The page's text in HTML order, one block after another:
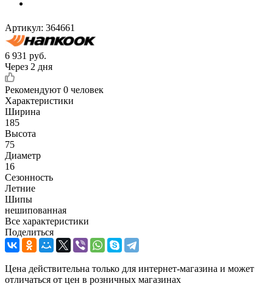
Артикул: 364661
6 931 руб.
Через 2 дня
Рекомендуют 0 человек
Характеристики
Ширина
185
Высота
75
Диаметр
16
Сезонность
Летние
Шипы
нешипованная
Все характеристики
Поделиться
Цена действительна только для интернет-магазина и может
отличаться от цен в розничных магазинах